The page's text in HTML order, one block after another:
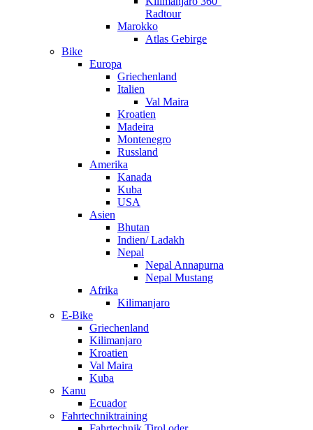
Radtour
Marokko
Atlas Gebirge
Bike
Europa
Griechenland
Italien
Val Maira
Kroatien
Madeira
Montenegro
Russland
Amerika
Kanada
Kuba
USA
Asien
Bhutan
Indien/ Ladakh
Nepal
Nepal Annapurna
Nepal Mustang
Afrika
Kilimanjaro
E-Bike
Griechenland
Kilimanjaro
Kroatien
Val Maira
Kuba
Kanu
Ecuador
Fahrtechniktraining